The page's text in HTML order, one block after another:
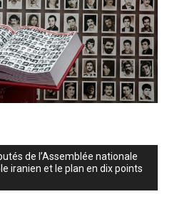
de l’Assemblée nationale
iranien et le plan en dix points